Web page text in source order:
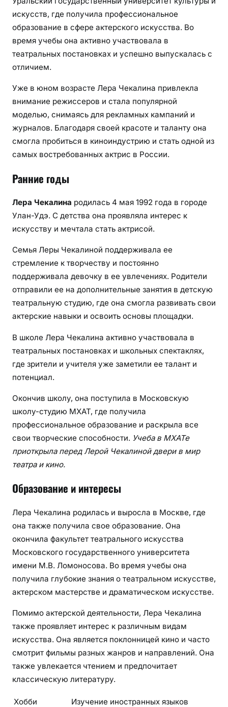
искусств, где получила профессиональное
образование в сфере актерского искусства. Во
время учебы она активно участвовала в
театральных постановках и успешно выпускалась с
отличием.
Уже в юном возрасте Лера Чекалина привлекла
внимание режиссеров и стала популярной
моделью, снимаясь для рекламных кампаний и
журналов. Благодаря своей красоте и таланту она
смогла пробиться в киноиндустрию и стать одной из
самых востребованных актрис в России.
Ранние годы
Лера Чекалина родилась 4 мая 1992 года в городе
Улан-Удэ. С детства она проявляла интерес к
искусству и мечтала стать актрисой.
Семья Леры Чекалиной поддерживала ее
стремление к творчеству и постоянно
поддерживала девочку в ее увлечениях. Родители
отправили ее на дополнительные занятия в детскую
театральную студию, где она смогла развивать свои
актерские навыки и освоить основы площадки.
В школе Лера Чекалина активно участвовала в
театральных постановках и школьных спектаклях,
где зрители и учителя уже заметили ее талант и
потенциал.
Окончив школу, она поступила в Московскую
школу-студию МХАТ, где получила
профессиональное образование и раскрыла все
свои творческие способности. Учеба в МХАТе
приоткрыла перед Лерой Чекалиной двери в мир
театра и кино.
Образование и интересы
Лера Чекалина родилась и выросла в Москве, где
она также получила свое образование. Она
окончила факультет театрального искусства
Московского государственного университета
имени М.В. Ломоносова. Во время учебы она
получила глубокие знания о театральном искусстве,
актерском мастерстве и драматическом искусстве.
Помимо актерской деятельности, Лера Чекалина
также проявляет интерес к различным видам
искусства. Она является поклонницей кино и часто
смотрит фильмы разных жанров и направлений. Она
также увлекается чтением и предпочитает
классическую литературу.
Хобби
Изучение иностранных языков